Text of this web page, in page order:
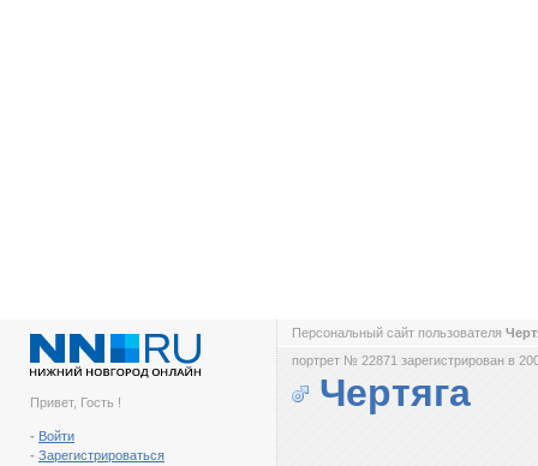
Привет, Гость !
- Войти
- Зарегистрироваться
Персональный сайт пользователя
портрет № 22871 зарегистрирован в
Чертяга